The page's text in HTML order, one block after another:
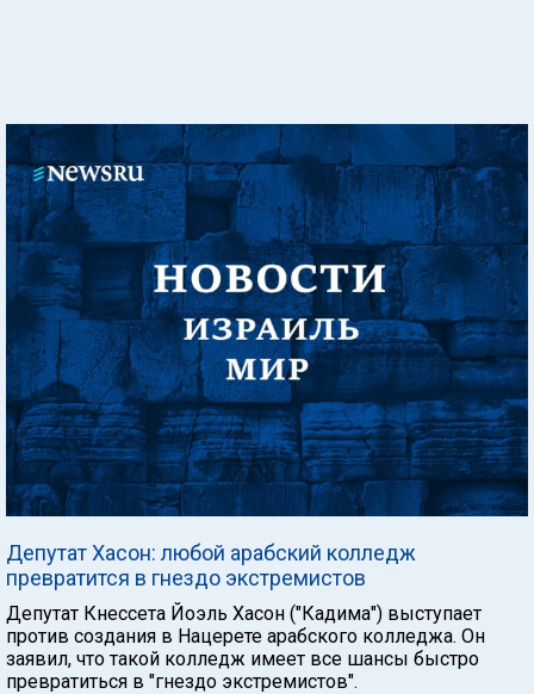
Депутат Хасон: любой арабский колледж
превратится в гнездо экстремистов
Депутат Кнессета Йоэль Хасон ("Кадима") выступает
против создания в Нацерете арабского колледжа. Он
заявил, что такой колледж имеет все шансы быстро
превратиться в "гнездо экстремистов".